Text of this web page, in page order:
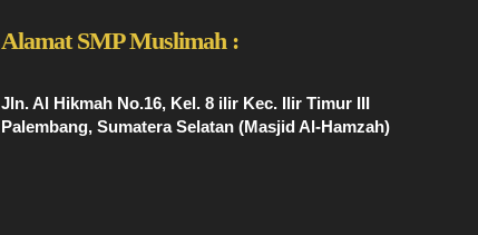
Alamat SMP Muslimah :
Jln. Al Hikmah No.16, Kel. 8 ilir Kec. Ilir Timur III
Palembang, Sumatera Selatan (Masjid Al-Hamzah)